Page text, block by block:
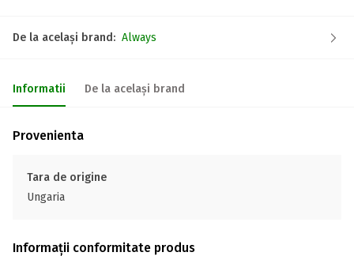
De la același brand: Always
Informatii De la același brand
Provenienta
Tara de origine
Ungaria
Informații conformitate produs